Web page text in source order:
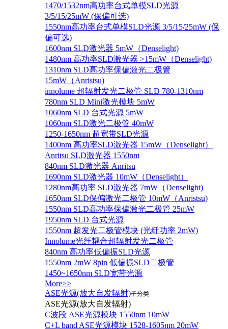
1470/1532nm高功率台式单模SLD光源
3/5/15/25mW (保偏可选)
1550nm高功率台式单模SLD光源 3/5/15/25mW (保
偏可选)
1600nm SLD激光器 5mW（Denselight)
1480nm 高功率SLD激光器 >15mW（Denselight)
1310nm SLD高功率保偏激光二极管
15mW（Anristsu)
innolume 超辐射发光二极管 SLD 780-1310nm
780nm SLD Mini激光模块 5mW
1060nm SLD 台式光源 5mW
1060nm SLD激光二极管 40mW
1250-1650nm 超宽带SLD光源
1400nm 高功率SLD激光器 15mW（Denselight）
Anritsu SLD激光器 1550nm
840nm SLD激光器 Anritsu
1690nm SLD激光器 10mW（Denselight）
1280nm高功率 SLD激光器 7mW（Denselight)
1650nm SLD保偏激光二极管 10mW（Anristsu)
1550nm SLD高功率保偏激光二极管 25mW
1950nm SLD 台式光源
1550nm 超发光二极管模块 (光纤功率 2mW)
Innolume光纤耦合超辐射发光二极管
840nm 高功率低偏振SLD光源
1550nm 2mW 8pin 低偏振SLD二极管
1450~1650nm SLD宽带光源
More>>
ASE光源(放大自发辐射)子分类
ASE光源(放大自发辐射)
C波段 ASE光源模块 1550nm 10mW
C+L band ASE光源模块 1528-1605nm 20mW